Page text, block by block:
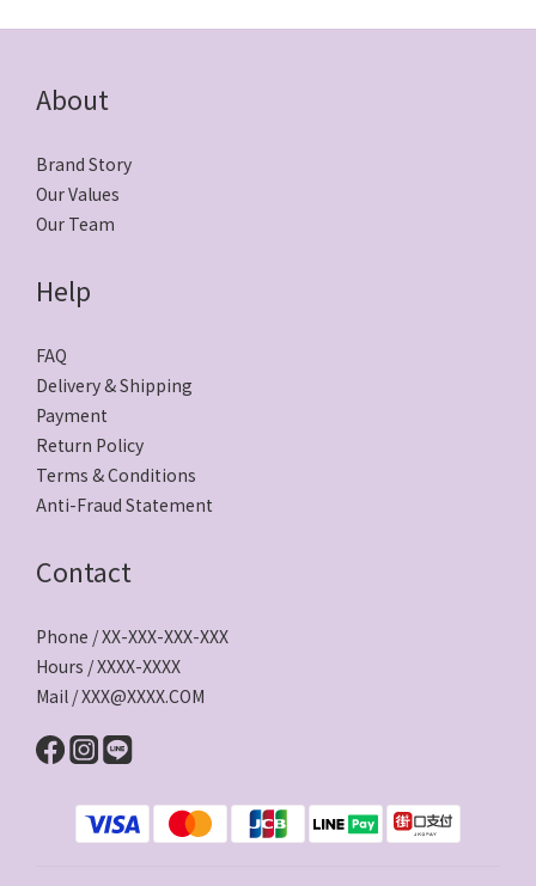
About
Brand Story
Our Values
Our Team
Help
FAQ
Delivery & Shipping
Payment
Return Policy
Terms & Conditions
Anti-Fraud Statement
Contact
Phone / XX-XXX-XXX-XXX
Hours / XXXX-XXXX
Mail / XXX@XXXX.COM